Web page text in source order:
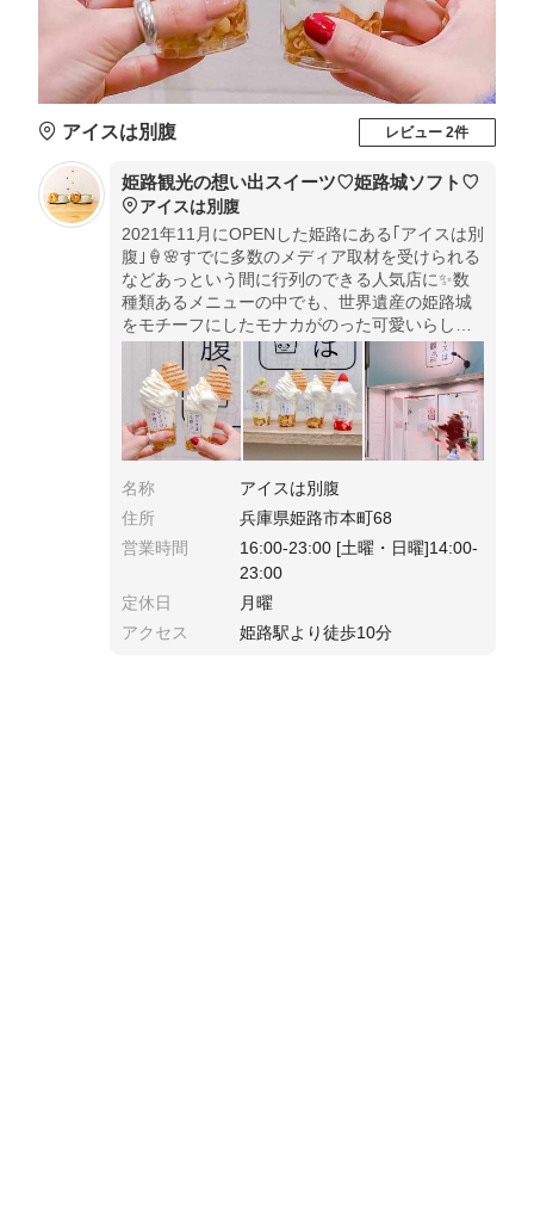
アイスは別腹 レビュー 2件
姫路観光の想い出スイーツ♡姫路城ソフト♡
アイスは別腹
2021年11月にOPENした姫路にある｢アイスは別
腹｣🍦🌸すでに多数のメディア取材を受けられる
などあっという間に行列のできる人気店に✨数
種類あるメニューの中でも、世界遺産の姫路城
をモチーフにしたモナカがのった可愛いらしい
｢姫路城ソフト｣が人気🍦🏯姫路観光の想い出ス
イーツにおすすめ🥰🌸
名称
アイスは別腹
住所
兵庫県姫路市本町68
営業時間
16:00-23:00 [土曜・日曜]14:00-
23:00
定休日
月曜
アクセス
姫路駅より徒歩10分